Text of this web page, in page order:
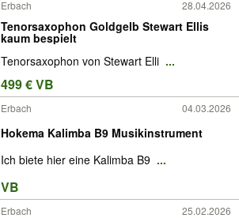
Erbach 28.04.2026
Tenorsaxophon Goldgelb Stewart Ellis
kaum bespielt
Tenorsaxophon von Stewart Elli ...
499 € VB
Erbach 04.03.2026
Hokema Kalimba B9 Musikinstrument
Ich biete hier eine Kalimba B9 ...
VB
Erbach 25.02.2026